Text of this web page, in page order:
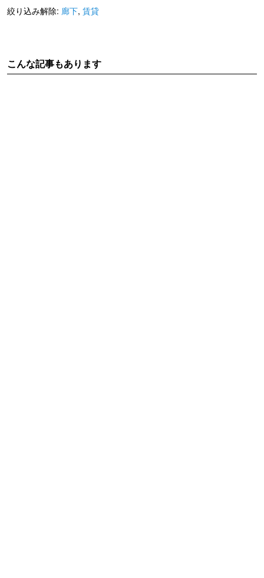
絞り込み解除: 廊下, 賃貸
こんな記事もあります